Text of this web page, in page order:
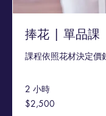
捧花 | 單品課
課程依照花材決定
2 小時
2,500
新
$2,500